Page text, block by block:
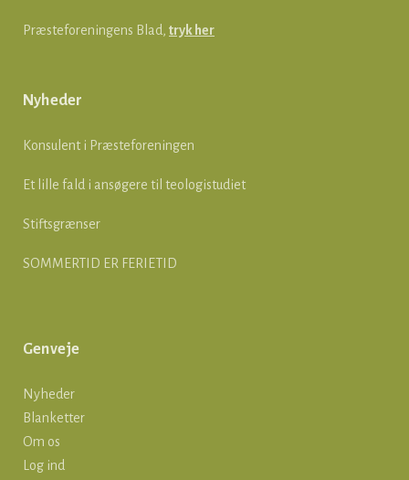
Præsteforeningens Blad, tryk her
Nyheder
Konsulent i Præsteforeningen
Et lille fald i ansøgere til teologistudiet
Stiftsgrænser
SOMMERTID ER FERIETID
Genveje
Nyheder
Blanketter
Om os
Log ind